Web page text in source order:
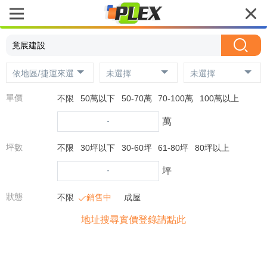
地址搜尋實價登錄請點此
依地區/捷運來選 未選擇 未選擇
單價 不限 50萬以下 50-70萬 70-100萬 100萬以上
- 萬
坪數 不限 30坪以下 30-60坪 61-80坪 80坪以上
- 坪
狀態 不限 銷售中 成屋